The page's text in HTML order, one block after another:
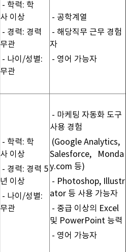
- 학력: 학
사 이상
- 경력: 경력
무관
- 나이/성별:
무관
- 공학계열
- 해당직무 근무 경험
자
- 영어 가능자
- 학력: 학
사 이상
- 경력: 경력 5
년 이상
- 나이/성별:
무관
- 마케팅 자동화 도구
사용 경험
(Google Analytics,
Salesforce, Monda
y.com 등)
- Photoshop, Illustr
ator 등 사용 가능자
- 중급 이상의 Excel
및 PowerPoint 능력
- 영어 가능자